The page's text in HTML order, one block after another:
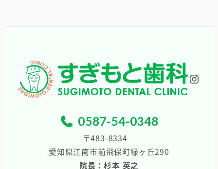
0587-54-0348
〒483-8334
愛知県江南市前飛保町緑ヶ丘290
院長：杉本 英之